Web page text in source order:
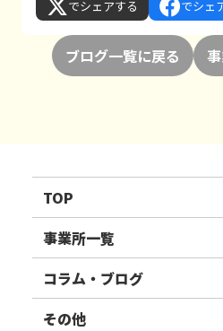
でシェアする でシェ
ブログ一覧に戻る
TOP
リハスワーク
リハスファーム
事業所一覧
関東エリア
東北エリア
コラム・ブログ
事業所ブログ
その他